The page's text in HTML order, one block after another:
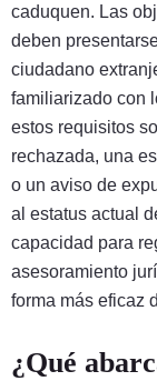
caduquen. Las
deben
ciudadano
familiarizado con
estos requisitos
rechazada, una
o un aviso de
al estatus actual
capacidad para
asesoramiento
forma más eficaz
¿Qué